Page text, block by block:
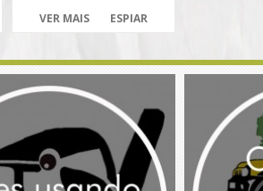
VER MAIS
ESPIAR